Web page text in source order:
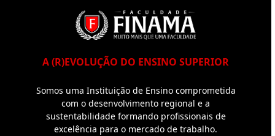
A (R)EVOLUÇÃO DO ENSINO SUPERIOR
Somos uma Instituição de Ensino comprometida
com o desenvolvimento regional e a
sustentabilidade formando profissionais de
excelência para o mercado de trabalho.